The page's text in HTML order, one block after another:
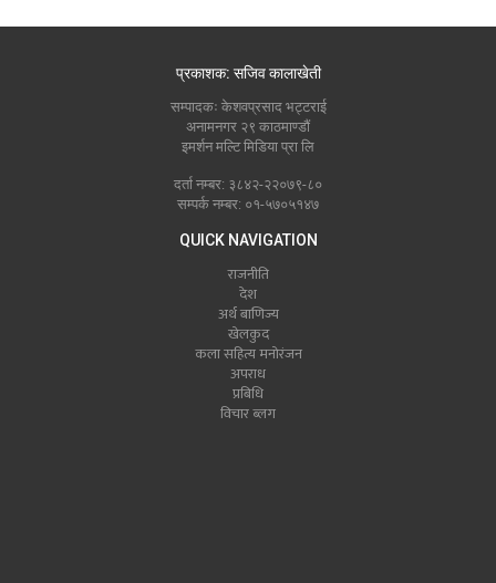
प्रकाशक: सजिव कालाखेती
सम्पादकः केशवप्रसाद भट्टराई
अनामनगर २९ काठमाण्डौं
इमर्शन मल्टि मिडिया प्रा लि
दर्ता नम्बर: ३८४२-२२०७९-८०
सम्पर्क नम्बर: ०१-५७०५१४७
QUICK NAVIGATION
राजनीति
देश
अर्थ बाणिज्य
खेलकुद
कला सहित्य मनोरंजन
अपराध
प्रबिधि
विचार ब्लग